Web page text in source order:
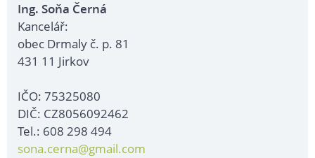
Ing. Soňa Černá
Kancelář:
obec Drmaly č. p. 81
431 11 Jirkov
IČO: 75325080
DIČ: CZ8056092462
Tel.: 608 298 494
sona.cerna@gmail.com